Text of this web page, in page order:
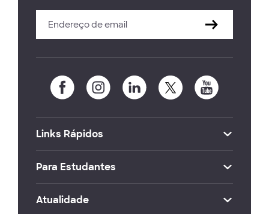
Links Rápidos
Para Estudantes
Atualidade